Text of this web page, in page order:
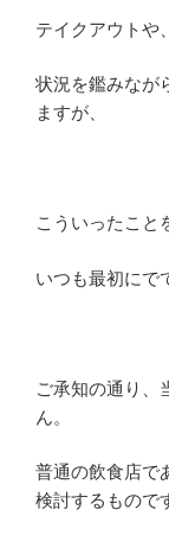
テイクアウトや
状況を鑑みなが
ますが、
こういったこと
いつも最初にで
ご承知の通り、
ん。
普通の飲食店で
検討するもので